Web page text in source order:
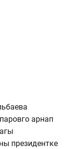
арнап
президентке